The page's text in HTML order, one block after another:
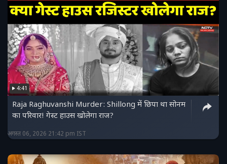
4:41
Raja Raghuvanshi Murder: Shillong में छिपा था सोनम
का परिवार! गेस्ट हाउस खोलेगा राज?
अगस्त 06, 2026 21:42 pm IST